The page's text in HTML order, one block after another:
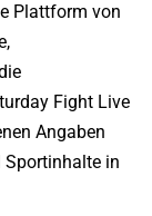
Plattform von
Fight Live
Angaben
Sportinhalte in